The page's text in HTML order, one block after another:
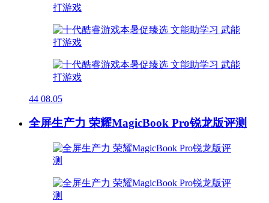
44 08.05
全屏生产力 荣耀MagicBook Pro锐龙版评测